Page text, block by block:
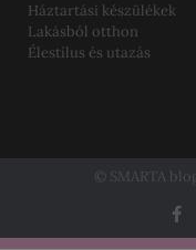
Háztartási készülékek
Lakásból otthon
Élestílus és utazás
© SMARTA